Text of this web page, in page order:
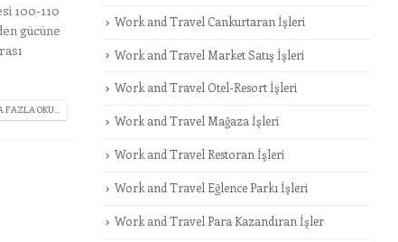
100-110
gücüne
FAZLA OKU...
Work and Travel Cankurtaran İşleri
Work and Travel Market Satış İşleri
Work and Travel Otel-Resort İşleri
Work and Travel Mağaza İşleri
Work and Travel Restoran İşleri
Work and Travel Eğlence Parkı İşleri
Work and Travel Para Kazandıran İşler